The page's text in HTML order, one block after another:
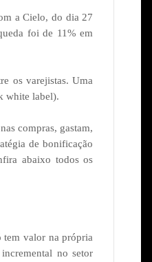
a Cielo, do dia 27
foi de 11% em
os varejistas. Uma
white label).
compras, gastam,
de bonificação
abaixo todos os
tem valor na própria
no setor